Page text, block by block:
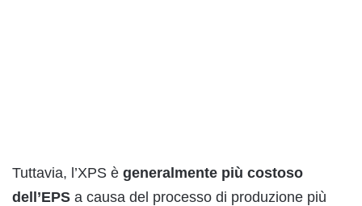
Tuttavia, l’XPS è generalmente più costoso
dell’EPS a causa del processo di produzione più